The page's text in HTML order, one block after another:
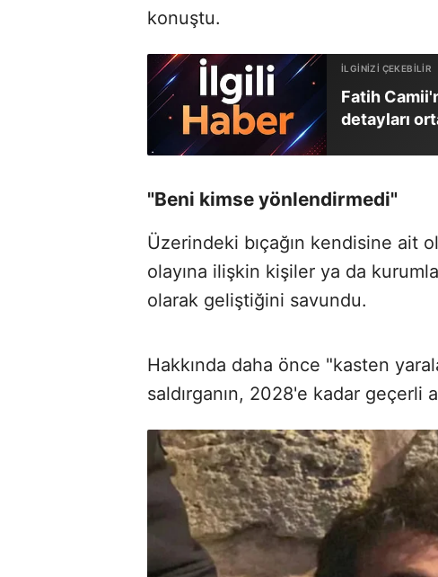
konuştu.
Fatih
detayları
"Beni kimse yönlendirmedi"
Üzerindeki bıçağın kendisine ait
olayına ilişkin kişiler ya da
olarak geliştiğini savundu.
Hakkında daha önce "kasten
saldırganın, 2028'e kadar geçerli